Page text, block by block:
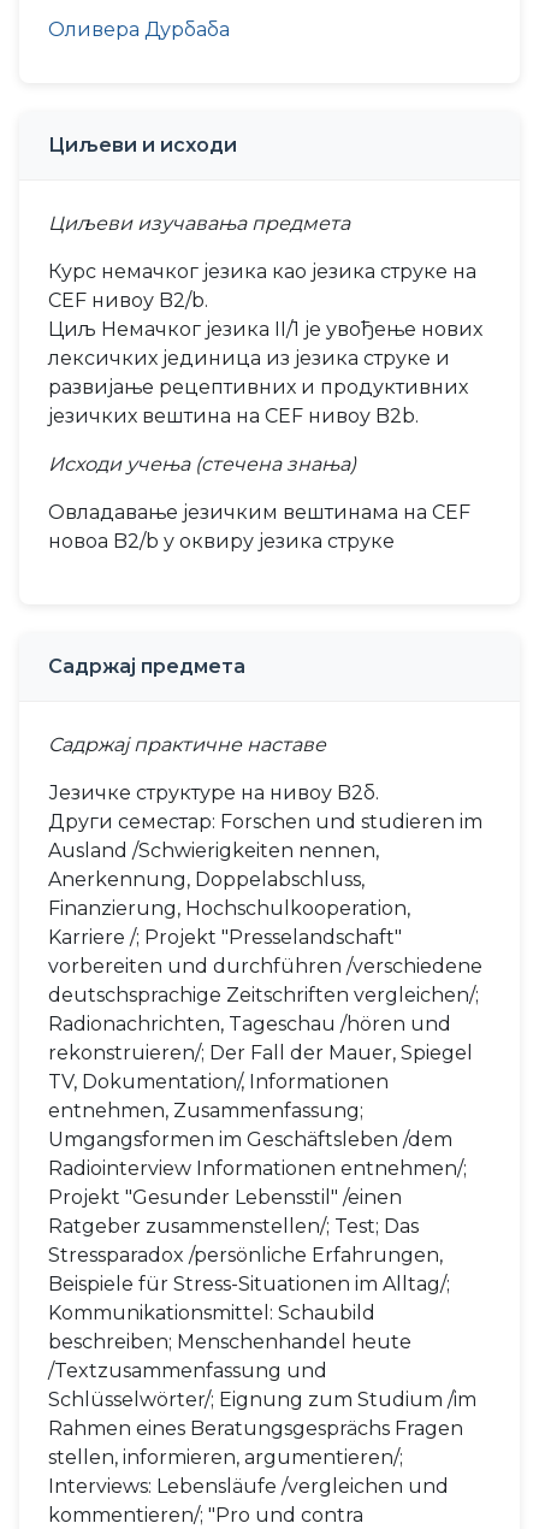
Оливера Дурбаба
Циљеви и исходи
Циљеви изучавања предмета
Курс немачког језика као језика струке на
CEF нивоу B2/b.
Циљ Немачког језика II/1 је увођење нових
лексичких јединица из језика струке и
развијање рецептивних и продуктивних
језичких вештина на CEF нивоу B2b.
Исходи учења (стечена знања)
Овладавање језичким вештинама на CEF
новоа B2/b у оквиру језика струке
Садржај предмета
Садржај практичне наставе
Језичке структуре на нивоу B2б.
Други семестар: Forschen und studieren im
Ausland /Schwierigkeiten nennen,
Anerkennung, Doppelabschluss,
Finanzierung, Hochschulkooperation,
Karriere /; Projekt "Presselandschaft"
vorbereiten und durchführen /verschiedene
deutschsprachige Zeitschriften vergleichen/;
Radionachrichten, Tageschau /hören und
rekonstruieren/; Der Fall der Mauer, Spiegel
TV, Dokumentation/, Informationen
entnehmen, Zusammenfassung;
Umgangsformen im Geschäftsleben /dem
Radiointerview Informationen entnehmen/;
Projekt "Gesunder Lebensstil" /einen
Ratgeber zusammenstellen/; Test; Das
Stressparadox /persönliche Erfahrungen,
Beispiele für Stress-Situationen im Alltag/;
Kommunikationsmittel: Schaubild
beschreiben; Menschenhandel heute
/Textzusammenfassung und
Schlüsselwörter/; Eignung zum Studium /im
Rahmen eines Beratungsgesprächs Fragen
stellen, informieren, argumentieren/;
Interviews: Lebensläufe /vergleichen und
kommentieren/; "Pro und contra